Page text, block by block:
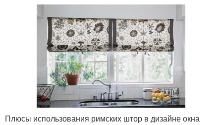
Плюсы использования римских штор в дизайне окна